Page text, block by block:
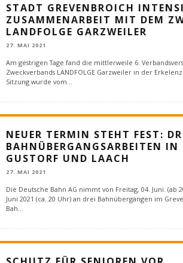
STADT GREVENBROICH
ZUSAMMENARBEIT MIT DEM
LANDFOLGE GARZWEILER
27. MAI 2021
Am gestrigen Tage fand die mittlerweile 6.
Zweckverbands LANDFOLGE Garzweiler in der
Sitzung wurde vom
NEUER TERMIN STEHT FEST:
BAHNÜBERGANGSARBEITEN IN
GUSTORF UND LAACH
27. MAI 2021
Die Deutsche Bahn AG nimmt von Freitag, 04. Juni. (ab
Juni 2021 (ca. 20 Uhr) an drei Bahnübergängen im
Bah...